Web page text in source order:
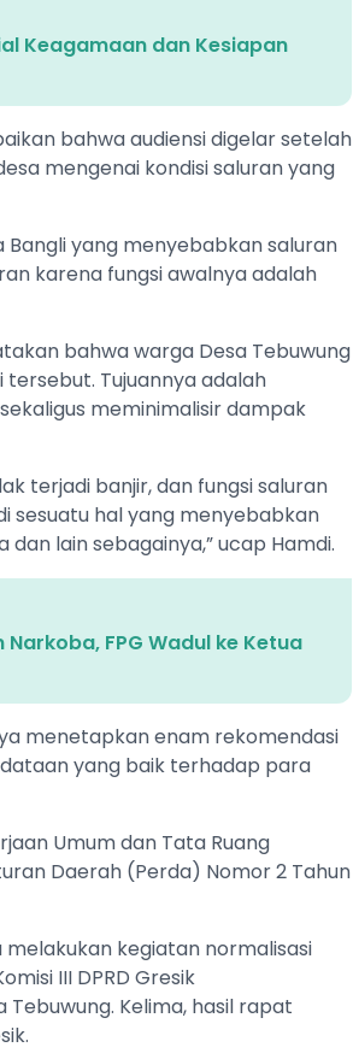
Keagamaan dan Kesiapan
bahwa audiensi digelar setelah
mengenai kondisi saluran yang
yang menyebabkan saluran
karena fungsi awalnya adalah
bahwa warga Desa Tebuwung
Tujuannya adalah
meminimalisir dampak
terjadi banjir, dan fungsi saluran
sesuatu hal yang menyebabkan
lain sebagainya,” ucap Hamdi.
FPG Wadul ke Ketua
menetapkan enam rekomendasi
yang baik terhadap para
Umum dan Tata Ruang
Daerah (Perda) Nomor 2 Tahun
melakukan kegiatan normalisasi
III DPRD Gresik
Kelima, hasil rapat